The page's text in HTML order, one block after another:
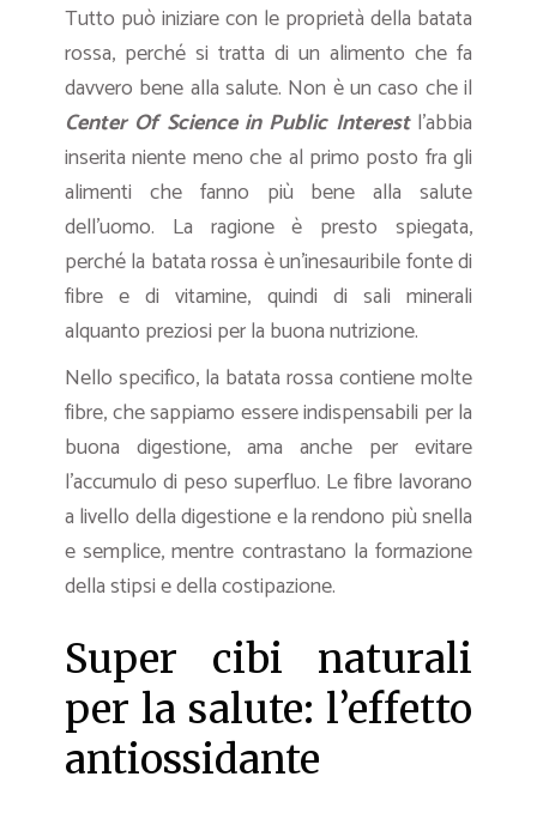
Tutto può iniziare con le proprietà della batata
rossa, perché si tratta di un alimento che fa
davvero bene alla salute. Non è un caso che il
Center Of Science in Public Interestl’abbia
inserita niente meno che al primo posto fra gli
alimenti che fanno più bene alla salute
dell’uomo. La ragione è presto spiegata,
perché la batata rossa è un’inesauribile fonte di
fibre e di vitamine, quindi di sali minerali
alquanto preziosi per la buona nutrizione.
Nello specifico, la batata rossa contiene molte
fibre, che sappiamo essere indispensabili per la
buona digestione, ama anche per evitare
l’accumulo di peso superfluo. Le fibre lavorano
a livello della digestione e la rendono più snella
e semplice, mentre contrastano la formazione
della stipsi e della costipazione.
Super cibi naturali
per la salute: l’effetto
antiossidante